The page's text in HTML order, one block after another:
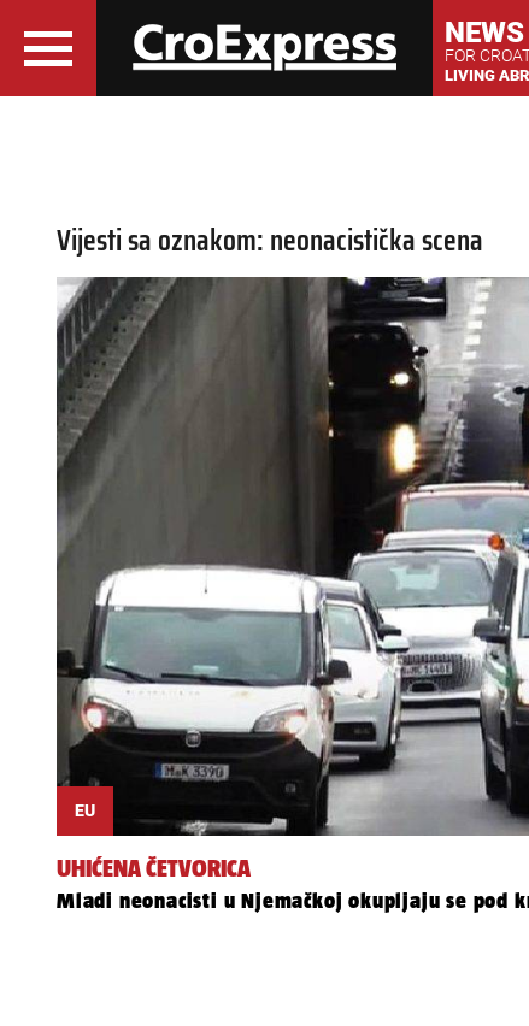
NEWS
FOR
LIVING
Vijesti sa oznakom: neonacistička scena
EU
UHIĆENA ČETVORICA
Mladi neonacisti u Njemačkoj okupljaju se pod